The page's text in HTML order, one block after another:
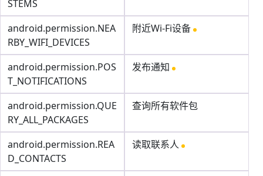
STEMS
android.permission.NEA
RBY_WIFI_DEVICES
附近Wi-Fi设备
android.permission.POS
T_NOTIFICATIONS
发布通知
android.permission.QUE
RY_ALL_PACKAGES
查询所有软件包
android.permission.REA
D_CONTACTS
读取联系人